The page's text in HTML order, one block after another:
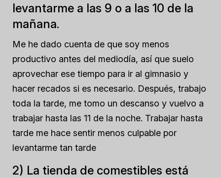
levantarme a las 9 o a las 10 de la
mañana.
Me he dado cuenta de que soy menos
productivo antes del mediodía, así que suelo
aprovechar ese tiempo para ir al gimnasio y
hacer recados si es necesario. Después, trabajo
toda la tarde, me tomo un descanso y vuelvo a
trabajar hasta las 11 de la noche. Trabajar hasta
tarde me hace sentir menos culpable por
levantarme tan tarde
2) La tienda de comestibles está